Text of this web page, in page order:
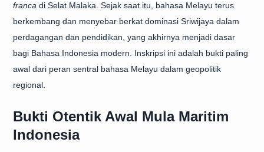
franca di Selat Malaka. Sejak saat itu, bahasa Melayu terus
berkembang dan menyebar berkat dominasi Sriwijaya dalam
perdagangan dan pendidikan, yang akhirnya menjadi dasar
bagi Bahasa Indonesia modern. Inskripsi ini adalah bukti paling
awal dari peran sentral bahasa Melayu dalam geopolitik
regional.
Bukti Otentik Awal Mula Maritim
Indonesia